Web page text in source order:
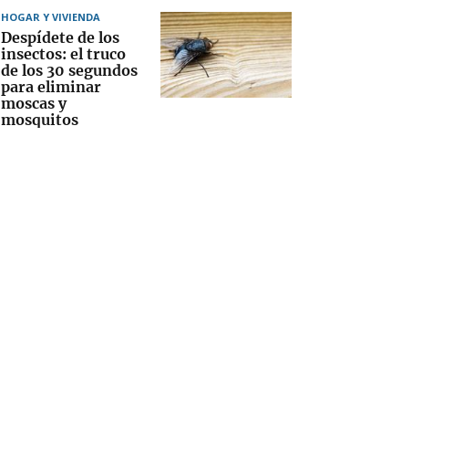
HOGAR Y VIVIENDA
Despídete de los
insectos: el truco
de los 30 segundos
para eliminar
moscas y
mosquitos